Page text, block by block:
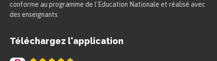
conforme au programme de l'Education Nationale et réalisé avec
des enseignants.
Téléchargez l'application